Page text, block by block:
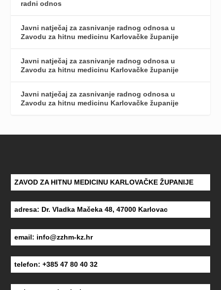
radni odnos
Javni natječaj za zasnivanje radnog odnosa u
Zavodu za hitnu medicinu Karlovačke županije
Javni natječaj za zasnivanje radnog odnosa u
Zavodu za hitnu medicinu Karlovačke županije
Javni natječaj za zasnivanje radnog odnosa u
Zavodu za hitnu medicinu Karlovačke županije
ZAVOD ZA HITNU MEDICINU KARLOVAČKE ŽUPANIJE
adresa: Dr. Vladka Mačeka 48, 47000 Karlovac
email: info@zzhm-kz.hr
telefon: +385 47 80 40 32